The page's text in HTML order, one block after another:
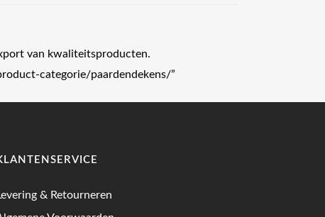
van kwaliteitsproducten.
categorie/paardendekens/”
& Retourneren